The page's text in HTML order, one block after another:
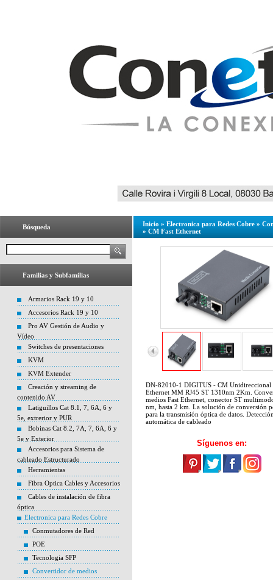
Búsqueda
Familias y Subfamilias
Armarios Rack 19 y 10
Accesorios Rack 19 y 10
Pro AV Gestión de Audio y
Vídeo
Switches de presentaciones
KVM
KVM Extender
Creación y streaming de
contenido AV
Latiguillos Cat 8.1, 7, 6A, 6 y
5e, extrerior y PUR
Bobinas Cat 8.2, 7A, 7, 6A, 6 y
5e y Exterior
Accesorios para Sistema de
cableado Estructurado
Herramientas
Fibra Optica Cables y Accesorios
Cables de instalación de fibra
óptica
Electronica para Redes Cobre
Conmutadores de Red
POE
Tecnologia SFP
Convertidor de medios
Inicio » Electronica para Redes Cobre »
» CM Fast Ethernet
DN-82010-1 DIGITUS - CM Unidireccional
Ethernet MM RJ45 ST 1310nm 2Km.
medios Fast Ethernet, conector ST
nm, hasta 2 km. La solución de conversión
para la transmisión óptica de datos.
automática de cableado
Síguenos en: